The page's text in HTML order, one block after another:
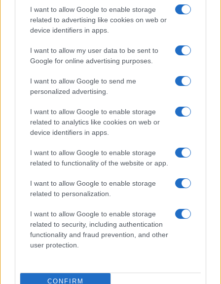
I want to allow Google to enable storage
related to advertising like cookies on web or
device identifiers in apps.
I want to allow my user data to be sent to
Google for online advertising purposes.
I want to allow Google to send me
personalized advertising.
I want to allow Google to enable storage
related to analytics like cookies on web or
device identifiers in apps.
I want to allow Google to enable storage
related to functionality of the website or app.
I want to allow Google to enable storage
related to personalization.
I want to allow Google to enable storage
related to security, including authentication
functionality and fraud prevention, and other
user protection.
CONFIRM
ΔΙΕΘΝΗ
07/08/26 - 15:22
Τραμπ: «Ίσως είμαι ο τελευταίος Ρεπουμπλικανός
Νοημοσύνη και κρυπτονομίσματα
ΔΙΕΘΝΗ
Ρωσία: Ο Πούτιν πωλεί το 30,4% του αεροδρομίου
Σερεμέτιεβο για να «ανασάνει» ο κρατικός
ΔΙΕΘΝΗ
07/08/26 - 15:10
Στο στόχαστρο στελέχη πίσω από τους πυραύλους
Iskander και Sarmat
ΔΙΕΘΝΗ
07/08/26 - 15:04
Λονδίνο: Φύλακας δικαστηρίου απαγόρευσε την είσοδο
πέρασε για... κατηγορούμενο
ΔΙΕΘΝΗ
07/08/26 - 14:53
Λειψία: Η παρέμβαση οδηγού λεωφορείου απέτρεψε
07/08/26 - 14:49